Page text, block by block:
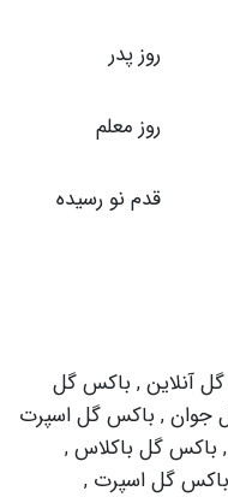
روز پدر
روز معلم
قدم نو رسیده
آنلاین , باکس گل
جوان , باکس گل اسپرت
, باکس گل باکلاس ,
باکس گل اسپرت ,